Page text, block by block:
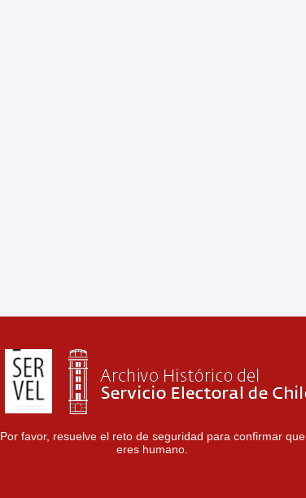
Por favor, resuelve el reto de seguridad para confirmar que
eres humano.